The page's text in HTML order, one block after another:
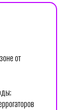
от